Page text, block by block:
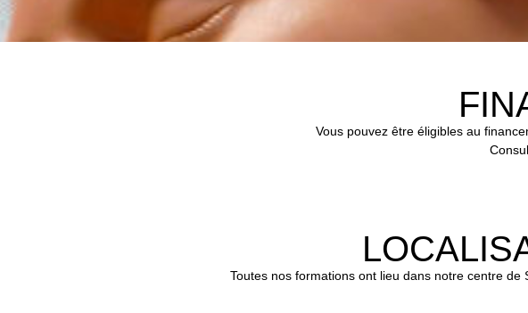
Vous pouvez être éligibles au
Toutes nos formations ont lieu dans notre centre